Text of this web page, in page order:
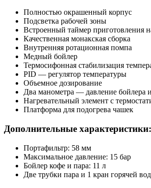
Полностью окрашенный корпус
Подсветка рабочей зоны
Встроенный таймер приготовления
Качественная монакская сборка
Внутренняя ротационная помпа
Медный бойлер
Термосифонная стабилизация
PID — регулятор температуры
Объемное дозирование
Два манометра — давление бойлера
Нагревательный элемент с
Платформа для подогрева чашек
Дополнительные характеристики:
Портафильтр: 58 мм
Максимальное давление: 15 бар
Бойлер кофе и пара: 11 л
Две трубки пара и 1 кран горячей